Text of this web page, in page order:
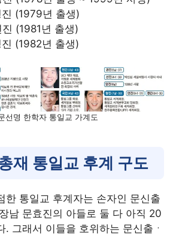
(1979년 출생)
(1981년 출생)
(1982년 출생)
선명 한학자 통일교 가계도
재 통일교 후계 구도
한 통일교 후계자는 손자인 문신출
남 문효진의 아들로 둘 다 아직 20
. 그래서 이들을 호위하는 문신출ㆍ